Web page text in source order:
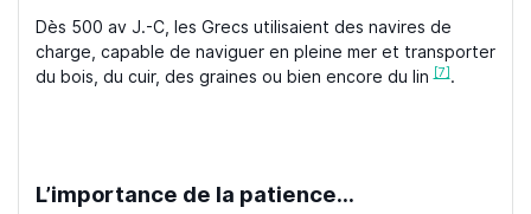
Dès 500 av J.-C, les Grecs utilisaient des navires de
charge, capable de naviguer en pleine mer et transporter
du bois, du cuir, des graines ou bien encore du lin [7].
L’importance de la patience…